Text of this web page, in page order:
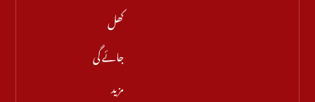
کھل
جائے گی
مزید